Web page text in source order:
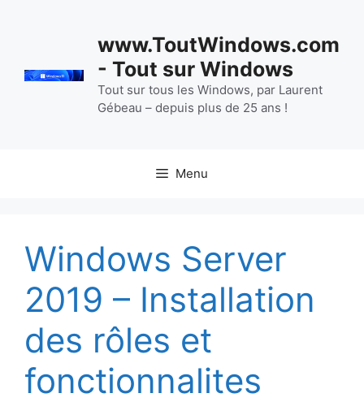
www.ToutWindows.com
- Tout sur Windows
Tout sur tous les Windows, par Laurent
Gébeau – depuis plus de 25 ans !
Menu
Windows Server
2019 – Installation
des rôles et
fonctionnalites